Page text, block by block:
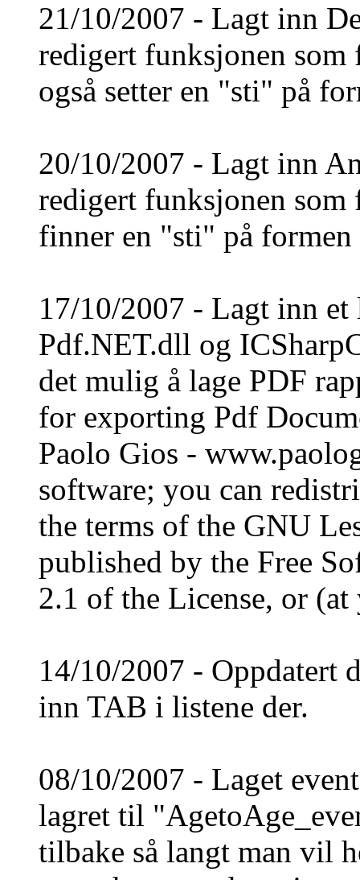
21/10/2007 - Lagt inn
redigert funksjonen som
også setter en "sti" på
20/10/2007 - Lagt inn
redigert funksjonen som
finner en "sti" på
17/10/2007 - Lagt inn
Pdf.NET.dll og
det mulig å lage PDF
for exporting Pdf
Paolo Gios -
software; you can
the terms of the GNU
published by the Free
2.1 of the License, or
14/10/2007 - Oppdatert
inn TAB i listene der.
08/10/2007 - Laget
lagret til
tilbake så langt man vil